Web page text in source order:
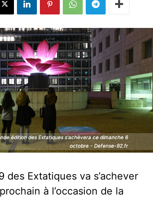
édition des Extatiques s'achèvera ce dimanche 6
octobre - Defense-92.fr
édition des Extatiques s'achèvera ce dimanche 6
octobre - Defense-92.fr
des Extatiques va s’achever
à l’occasion de la